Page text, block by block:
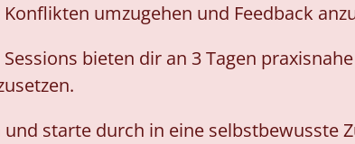
umzugehen und Feedback
bieten dir an 3 Tagen
starte durch in eine selbstbewusste